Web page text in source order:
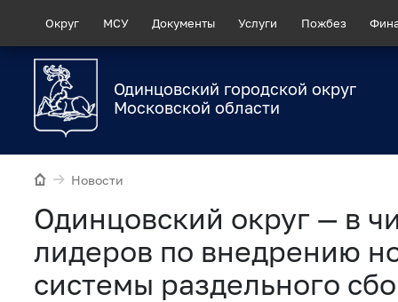
Округ МСУ Документы Услуги Пожбез
Одинцовский городской округ
Московской области
Новости
Одинцовский округ — в
лидеров по внедрению
системы раздельного